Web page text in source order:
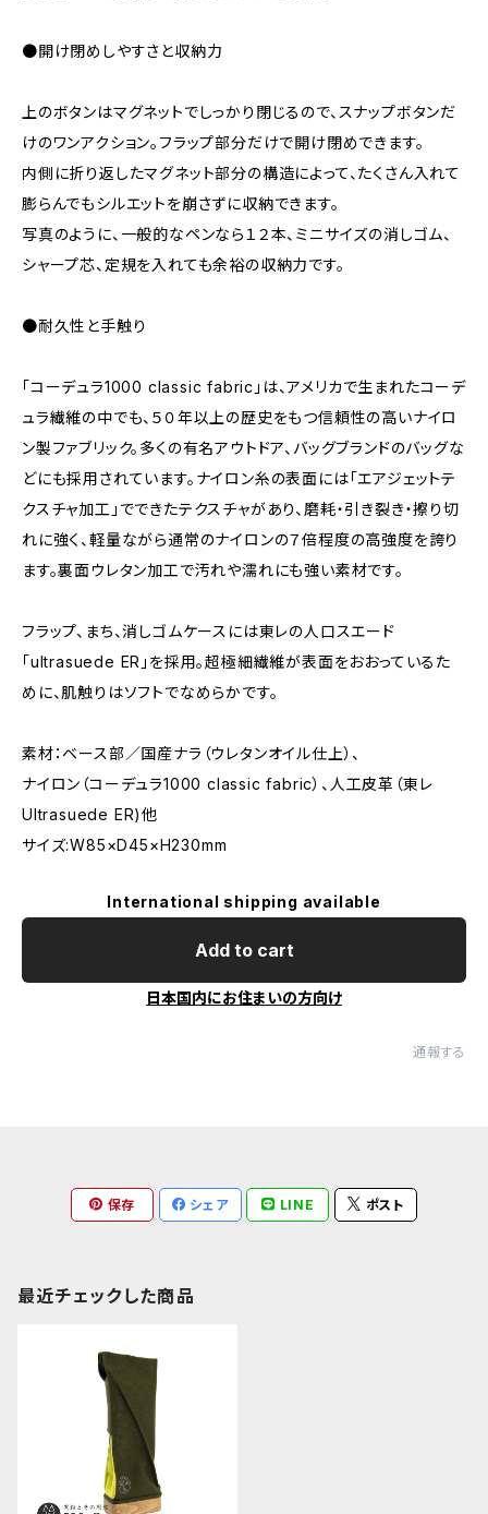
●開け閉めしやすさと収納力
上のボタンはマグネットでしっかり閉じるので、スナップボタンだ
けのワンアクション。フラップ部分だけで開け閉めできます。
内側に折り返したマグネット部分の構造によって、たくさん入れて
膨らんでもシルエットを崩さずに収納できます。
写真のように、一般的なペンなら１２本、ミニサイズの消しゴム、
シャープ芯、定規を入れても余裕の収納力です。
●耐久性と手触り
「コーデュラ1000 classic fabric」は、アメリカで生まれたコーデ
ュラ繊維の中でも、５０年以上の歴史をもつ信頼性の高いナイロ
ン製ファブリック。多くの有名アウトドア、バッグブランドのバッグな
どにも採用されています。ナイロン糸の表面には「エアジェットテ
クスチャ加工」でできたテクスチャがあり、磨耗・引き裂き・擦り切
れに強く、軽量ながら通常のナイロンの７倍程度の高強度を誇り
ます。裏面ウレタン加工で汚れや濡れにも強い素材です。
フラップ、まち、消しゴムケースには東レの人口スエード
「ultrasuede ER」を採用。超極細繊維が表面をおおっているた
めに、肌触りはソフトでなめらかです。
素材：ベース部／国産ナラ（ウレタンオイル仕上）、
ナイロン（コーデュラ1000 classic fabric）、人工皮革（東レ
Ultrasuede ER)他
サイズ:W85×D45×H230mm
International shipping available
Add to cart
日本国内にお住まいの方向け
通報する
保存 シェア LINE ポスト
最近チェックした商品